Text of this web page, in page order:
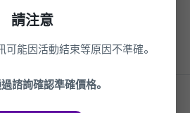
中年眼部整形_ 上眼瞼, 下眼瞼
~ 2027.03.27
Plastic Surgery
請注意
能因活動結束等原因不準確。
諮詢確認準確價格。